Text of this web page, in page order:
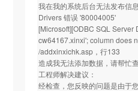
我在我的系统后台无法发布信
Drivers 错误 '80004005'
[Microsoft][ODBC SQL
cw64167.xinxi'; column does
/addxinxichk.asp，行133
造成我无法添加数据，请帮忙
工程师解决建议：
经检查，您反映的问题是由于